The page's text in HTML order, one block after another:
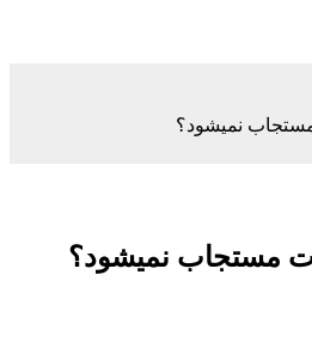
نمیشود؟
مستجاب نمیشود؟